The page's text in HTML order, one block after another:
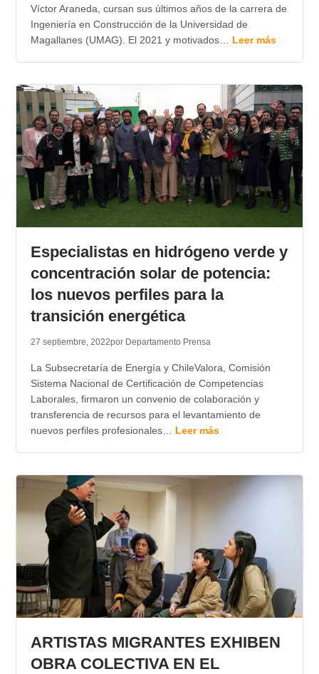
Víctor Araneda, cursan sus últimos años de la carrera de
Ingeniería en Construcción de la Universidad de
Magallanes (UMAG). El 2021 y motivados… Leer más
Especialistas en hidrógeno verde y
concentración solar de potencia:
los nuevos perfiles para la
transición energética
27 septiembre, 2022por Departamento Prensa
La Subsecretaría de Energía y ChileValora, Comisión
Sistema Nacional de Certificación de Competencias
Laborales, firmaron un convenio de colaboración y
transferencia de recursos para el levantamiento de
nuevos perfiles profesionales… Leer más
ARTISTAS MIGRANTES EXHIBEN
OBRA COLECTIVA EN EL